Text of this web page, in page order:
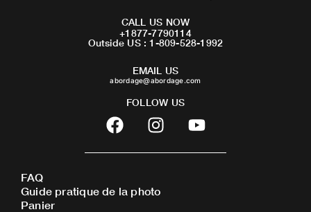
CALL US NOW
+1877-7790114
Outside US : 1-809-528-1992
EMAIL US
abordage@abordage.com
FOLLOW US
F
a
c
b
o
I
n
s
a
g
Y
o
u
FAQ
Guide pratique de la photo
Panier